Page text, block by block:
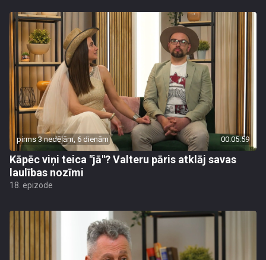
pirms 3 nedēļām, 6 dienām 00:05:59
Kāpēc viņi teica "jā"? Valteru pāris atklāj savas
laulības nozīmi
18. epizode